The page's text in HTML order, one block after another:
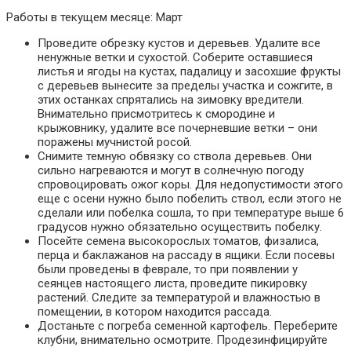
Работы в текущем месяце: Март
Проведите обрезку кустов и деревьев. Удалите все
ненужные ветки и сухостой. Соберите оставшиеся
листья и ягоды на кустах, падалицу и засохшие фрукты
с деревьев вынесите за пределы участка и сожгите, в
этих останках спрятались на зимовку вредители.
Внимательно присмотритесь к смородине и
крыжовнику, удалите все почерневшие ветки – они
поражены мучнистой росой.
Снимите темную обвязку со ствола деревьев. Они
сильно нагреваются и могут в солнечную погоду
спровоцировать ожог коры. Для недопустимости этого
еще с осени нужно было побелить ствол, если этого не
сделали или побелка сошла, то при температуре выше 6
градусов нужно обязательно осуществить побелку.
Посейте семена высокорослых томатов, физалиса,
перца и баклажанов на рассаду в ящики. Если посевы
были проведены в феврале, то при появлении у
сеянцев настоящего листа, проведите пикировку
растений. Следите за температурой и влажностью в
помещении, в котором находится рассада.
Достаньте с погреба семенной картофель. Переберите
клубни, внимательно осмотрите. Продезинфицируйте